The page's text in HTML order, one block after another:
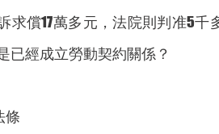
求償17萬多元，法院則判准5
已經成立勞動契約關係？
條